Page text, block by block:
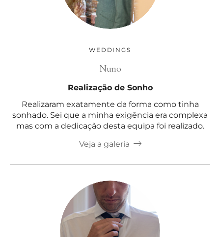
WEDDINGS
Nuno
Realização de Sonho
Realizaram exatamente da forma como tinha
sonhado. Sei que a minha exigência era complexa
mas com a dedicação desta equipa foi realizado.
Veja a galeria